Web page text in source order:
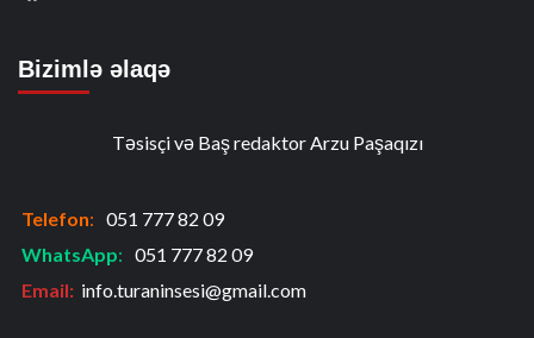
Bizimlə əlaqə
Təsisçi və Baş redaktor Arzu Paşaqızı
Telefon: 051 777 82 09
WhatsApp: 051 777 82 09
Email: info.turaninsesi@gmail.com